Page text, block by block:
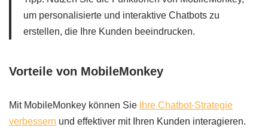
um personalisierte und interaktive Chatbots zu
erstellen, die Ihre Kunden beeindrucken.
Vorteile von MobileMonkey
Mit MobileMonkey können Sie Ihre Chatbot-Strategie
verbessern und effektiver mit Ihren Kunden interagieren.